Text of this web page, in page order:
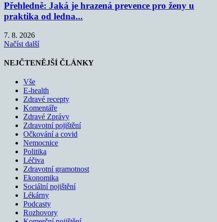
Přehledně: Jaká je hrazená prevence pro ženy u
praktika od ledna...
7. 8. 2026
Načíst další
NEJČTENĚJŠÍ ČLÁNKY
Vše
E-health
Zdravé recepty
Komentáře
Zdravé Zprávy
Zdravotní pojištění
Očkování a covid
Nemocnice
Politika
Léčiva
Zdravotní gramotnost
Ekonomika
Sociální pojištění
Lékárny
Podcasty
Rozhovory